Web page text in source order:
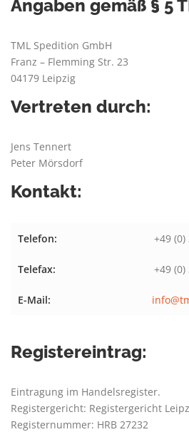
Angaben gemäß § 5
TML Spedition GmbH
Franz – Flemming Str. 23
04179 Leipzig
Vertreten durch:
Jens Tennert
Peter Mörsdorf
Kontakt:
Telefon: +49
Telefax: +49 (0)
E-Mail:
Registereintrag:
Eintragung im Handelsregister.
Registergericht: Registergericht
Registernummer: HRB 27232